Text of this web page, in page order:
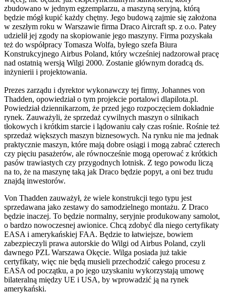
zbudowano w jednym egzemplarzu, a maszyną seryjną, którą
będzie mógł kupić każdy chętny. Jego budową zajmie się założona
w zeszłym roku w Warszawie firma Draco Aircraft sp. z o.o. Patey
udzielił jej zgody na skopiowanie jego maszyny. Firma pozyskała
też do współpracy Tomasza Wolfa, byłego szefa Biura
Konstrukcyjnego Airbus Poland, który wcześniej nadzorował pracę
nad ostatnią wersją Wilgi 2000. Zostanie głównym doradcą ds.
inżynierii i projektowania.
Prezes zarządu i dyrektor wykonawczy tej firmy, Johannes von
Thadden, opowiedział o tym projekcie portalowi dlapilota.pl.
Powiedział dziennikarzom, że przed jego rozpoczęciem dokładnie
rynek. Zauważyli, że sprzedaż cywilnych maszyn o silnikach
tłokowych i krótkim starcie i lądowaniu cały czas rośnie. Rośnie też
sprzedaż większych maszyn biznesowych. Na rynku nie ma jednak
praktycznie maszyn, które mają dobre osiągi i mogą zabrać czterech
czy pięciu pasażerów, ale równocześnie mogą operować z krótkich
pasów trawiastych czy przygodnych lotnisk. Z tego powodu liczą
na to, że na maszynę taką jak Draco będzie popyt, a oni bez trudu
znajdą inwestorów.
Von Thadden zauważył, że wiele konstrukcji tego typu jest
sprzedawana jako zestawy do samodzielnego montażu. Z Draco
będzie inaczej. To będzie normalny, seryjnie produkowany samolot,
o bardzo nowoczesnej awionice. Chcą zdobyć dla niego certyfikaty
EASA i amerykańskiej FAA. Będzie to łatwiejsze, bowiem
zabezpieczyli prawa autorskie do Wilgi od Airbus Poland, czyli
dawnego PZL Warszawa Okęcie. Wilga posiada już takie
certyfikaty, więc nie będą musieli przechodzić całego procesu z
EASA od początku, a po jego uzyskaniu wykorzystają umowę
bilateralną między UE i USA, by wprowadzić ją na rynek
amerykański.